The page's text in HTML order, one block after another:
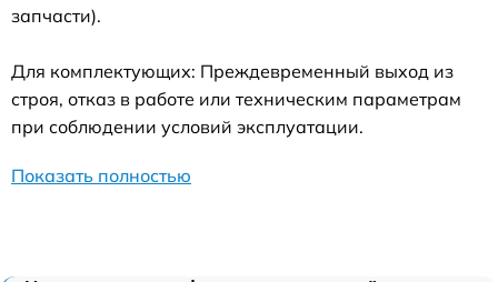
запчасти).
Для комплектующих: Преждевременный выход из
строя, отказ в работе или техническим параметрам
при соблюдении условий эксплуатации.
Показать полностью